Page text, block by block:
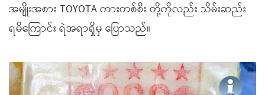
အမျိုးအစား TOYOTA ကားတစ်စီး တို့ကိုလည်း သိမ်းဆည်း
ရမိကြောင်း ရဲအရာရှိမှ ပြောသည်။